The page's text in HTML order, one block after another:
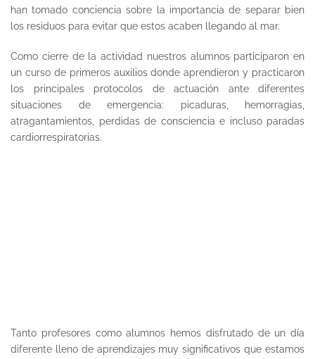
han tomado conciencia sobre la importancia de separar bien
los residuos para evitar que estos acaben llegando al mar.
Como cierre de la actividad nuestros alumnos participaron en
un curso de primeros auxilios donde aprendieron y practicaron
los principales protocolos de actuación ante diferentes
situaciones de emergencia: picaduras, hemorragias,
atragantamientos, perdidas de consciencia e incluso paradas
cardiorrespiratorias.
Tanto profesores como alumnos hemos disfrutado de un día
diferente lleno de aprendizajes muy significativos que estamos